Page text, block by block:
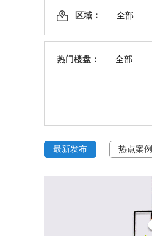
区域： 全部
热门楼盘： 全部
最新发布 热点案例